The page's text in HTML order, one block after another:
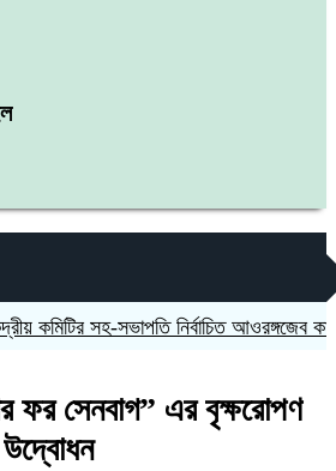
সহ-সভাপতি নির্বাচিত আওরঙ্গজেব কামাল
ফর সেনবাগ” এর বৃক্ষরোপণ